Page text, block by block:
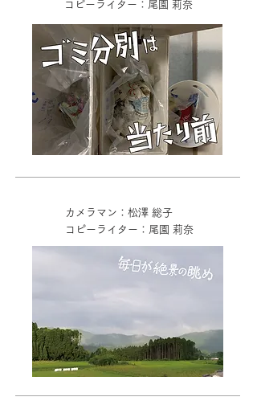
コピーライター：尾園 莉奈
カメラマン：松澤 総子
コピーライター：尾園 莉奈